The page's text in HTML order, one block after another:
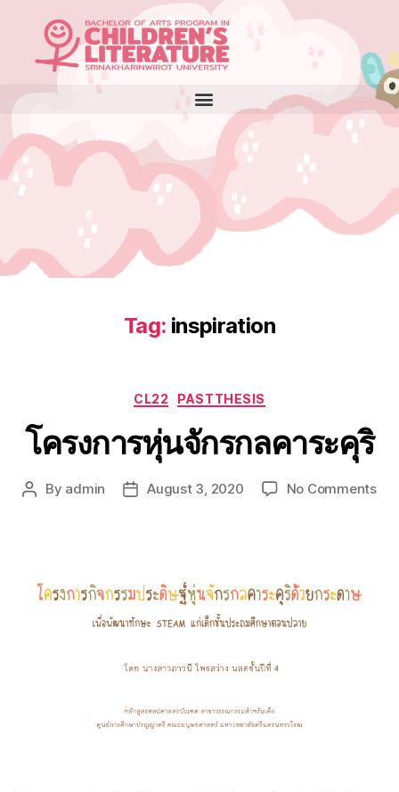
Tag: inspiration
CL22 PASTTHESIS
โครงการหุ่นจักรกลคาระคุริ
By admin August 3, 2020 No Comments